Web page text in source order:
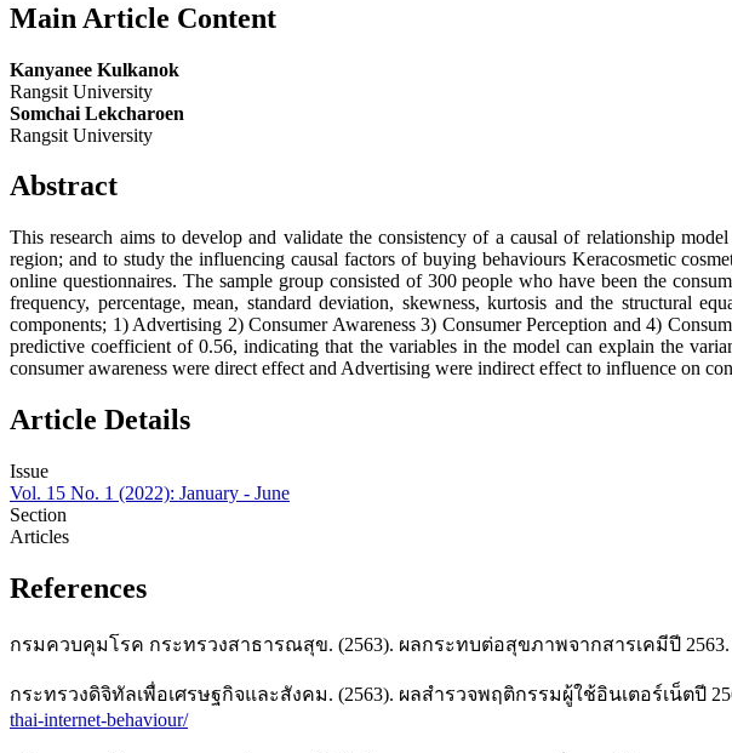
Main Article Content
Kanyanee Kulkanok
Rangsit University
Somchai Lekcharoen
Rangsit University
Abstract
This research aims to develop and validate the consistency of a causal of relationship
region; and to study the influencing causal factors of buying behaviours Keracosmetic
online questionnaires. The sample group consisted of 300 people who have been the
frequency, percentage, mean, standard deviation, skewness, kurtosis and the structural
components; 1) Advertising 2) Consumer Awareness 3) Consumer Perception and 4)
predictive coefficient of 0.56, indicating that the variables in the model can explain the
consumer awareness were direct effect and Advertising were indirect effect to influence on
Article Details
Issue
Vol. 15 No. 1 (2022): January - June
Section
Articles
References
กรมควบคุมโรค กระทรวงสาธารณสุข. (2563). ผลกระทบต่อสุขภาพจากสารเคมีปี
กระทรวงดิจิทัลเพื่อเศรษฐกิจและสังคม. (2563). ผลสำรวจพฤติกรรมผู้ใช้อินเตอร์เน็ตปี
thai-internet-behaviour/